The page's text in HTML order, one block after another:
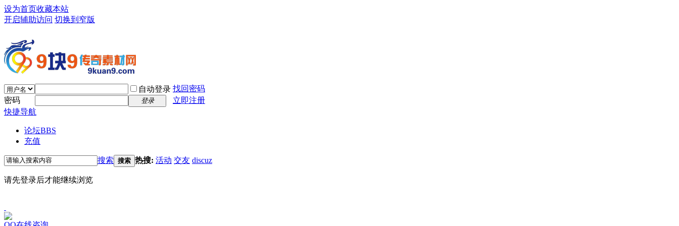
设为首页收藏本站
开启辅助访问 切换到窄版
自动登录 找回密码
密码
登录
立即注册
快捷导航
论坛BBS
充值
搜索 搜索 热搜: 活动 交友 discuz
请先登录后才能继续浏览